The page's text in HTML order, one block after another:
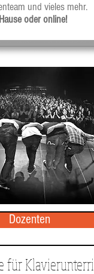
und vieles mehr.
oder online!
Dozenten
für